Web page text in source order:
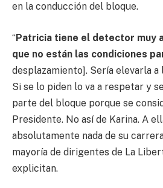
en la conducción del bloque.
“Patricia tiene el detector muy
que no están las condiciones
desplazamiento]. Sería elevarla a
Si se lo piden lo va a respetar y
parte del bloque porque se
Presidente. No así de Karina. A
absolutamente nada de su
mayoría de dirigentes de La
explicitan.